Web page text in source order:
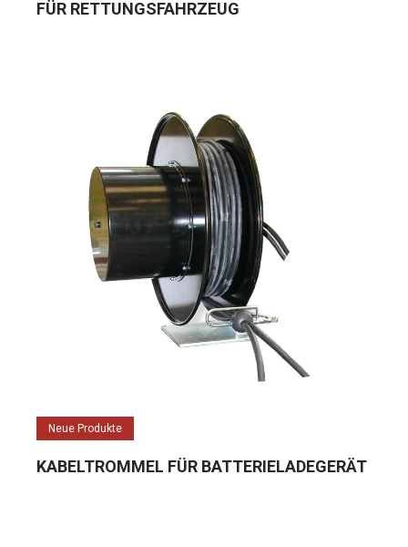
FÜR RETTUNGSFAHRZEUG
Neue Produkte
KABELTROMMEL FÜR BATTERIELADEGERÄT